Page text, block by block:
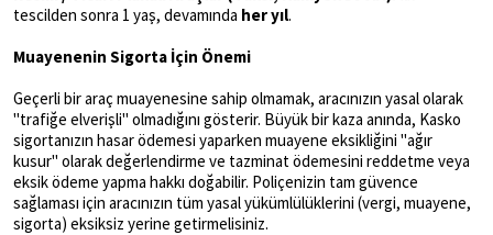
tescilden sonra 1 yaş, devamında her yıl.
Muayenenin Sigorta İçin Önemi
Geçerli bir araç muayenesine sahip olmamak, aracınızın yasal olarak
"trafiğe elverişli" olmadığını gösterir. Büyük bir kaza anında, Kasko
sigortanızın hasar ödemesi yaparken muayene eksikliğini "ağır
kusur" olarak değerlendirme ve tazminat ödemesini reddetme veya
eksik ödeme yapma hakkı doğabilir. Poliçenizin tam güvence
sağlaması için aracınızın tüm yasal yükümlülüklerini (vergi, muayene,
sigorta) eksiksiz yerine getirmelisiniz.